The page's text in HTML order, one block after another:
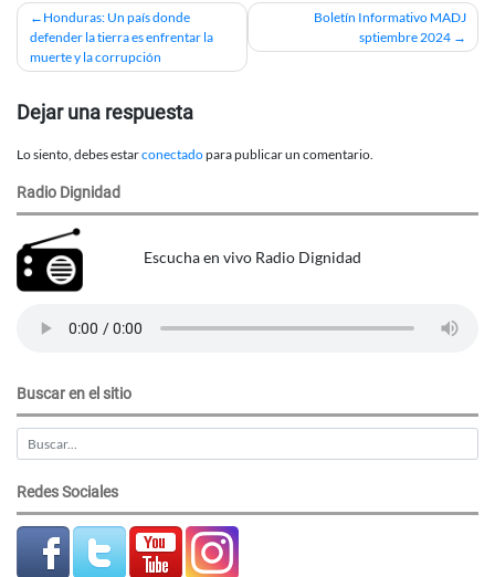
Navegación
de
Honduras: Un país donde
defender la tierra es enfrentar la
muerte y la corrupción
Boletín Informativo MADJ
sptiembre 2024
Dejar una respuesta
Lo siento, debes estarconectadopara publicar un comentario.
Radio Dignidad
Escucha en vivo Radio Dignidad
Buscar en el sitio
Redes Sociales